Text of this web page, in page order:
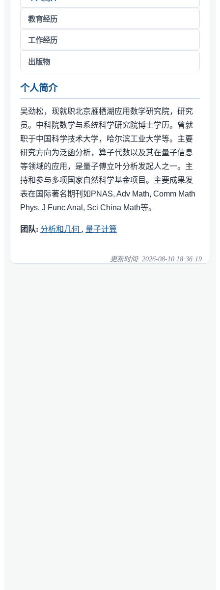
教育经历
工作经历
出版物
个人简介
吴劲松，现就职北京雁栖湖应用数学研究院，研究
员。中科院数学与系统科学研究院博士学历。曾就
职于中国科学技术大学，哈尔滨工业大学等。主要
研究方向为泛函分析，算子代数以及其在量子信息
等领域的应用，是量子傅立叶分析发起人之一。主
持和参与多项国家自然科学基金项目。主要成果发
表在国际著名期刊如PNAS, Adv Math, Comm Math
Phys, J Func Anal, Sci China Math等。
团队: 分析和几何 , 量子计算
更新时间: 2026-08-10 18:36:19